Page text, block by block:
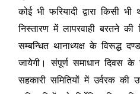
कोई भी फरियादी द्वारा किसी
निस्तारण में लापरवाही बरतने की
सम्बन्धित थानाध्यक्ष के विरूद्ध
जायेगी। संपूर्ण समाधान दिवस के
सहकारी समितियों में उर्वरक की